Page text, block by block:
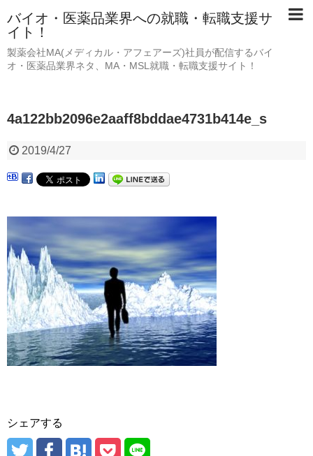
バイオ・医薬品業界への就職・転職支援サ
イト！
製薬会社MA(メディカル・アフェアーズ)社員が配信するバイ
オ・医薬品業界ネタ、MA・MSL就職・転職支援サイト！
4a122bb2096e2aaff8bddae4731b414e_s
2019/4/27
シェアする